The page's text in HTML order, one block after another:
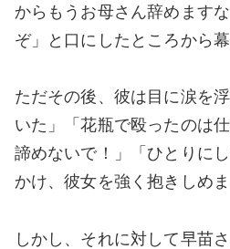
からもうお母さん辞めます
ぞ」と口にしたところから幕
ただその後、彼は目に涙を
いた」「花瓶で殴ったのは
諦めないで！」「ひとりに
かけ、彼女を強く抱きしめま
しかし、それに対して早苗